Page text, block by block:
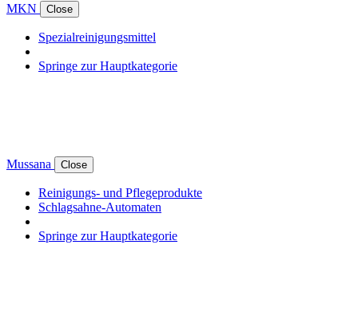
MKN Close
Spezialreinigungsmittel
Springe zur Hauptkategorie
Mussana Close
Reinigungs- und Pflegeprodukte
Schlagsahne-Automaten
Springe zur Hauptkategorie